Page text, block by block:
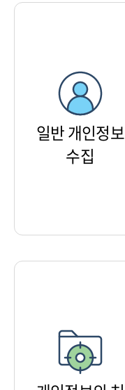
일반 개인정보
수집